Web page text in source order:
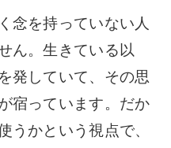
念を持っていない人
ん。生きている以
発していて、その思
宿っています。だか
うかという視点で、